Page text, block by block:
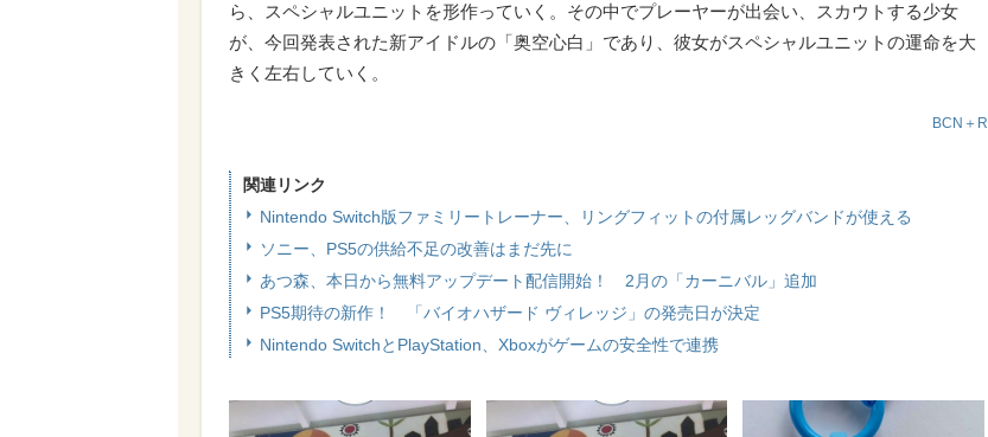
ら、スペシャルユニットを形作っていく。その中でプレーヤーが出会い、スカウトする少女
が、今回発表された新アイドルの「奥空心白」であり、彼女がスペシャルユニットの運命を大
きく左右していく。
BCN＋R
関連リンク
Nintendo Switch版ファミリートレーナー、リングフィットの付属レッグバンドが使える
ソニー、PS5の供給不足の改善はまだ先に
あつ森、本日から無料アップデート配信開始！ 2月の「カーニバル」追加
PS5期待の新作！ 「バイオハザード ヴィレッジ」の発売日が決定
Nintendo SwitchとPlayStation、Xboxがゲームの安全性で連携